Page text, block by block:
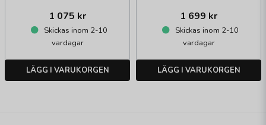
1 075 kr
Skickas inom 2-10
vardagar
LÄGG I VARUKORGEN
1 699 kr
Skickas inom 2-10
vardagar
LÄGG I VARUKORGEN